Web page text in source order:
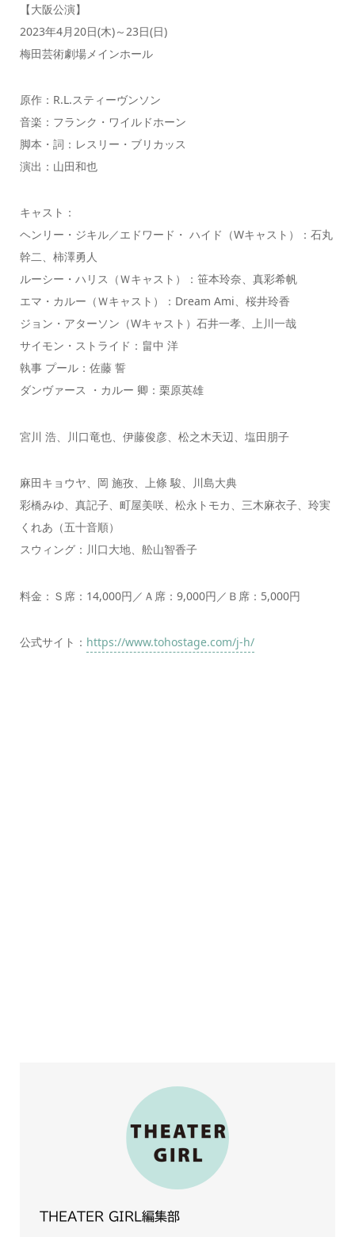
【大阪公演】
2023年4月20日(木)～23日(日)
梅田芸術劇場メインホール
原作：R.L.スティーヴンソン
音楽：フランク・ワイルドホーン
脚本・詞：レスリー・ブリカッス
演出：山田和也
キャスト：
ヘンリー・ジキル／エドワード・ ハイド（Wキャスト）：石丸
幹二、柿澤勇人
ルーシー・ハリス（Ｗキャスト）：笹本玲奈、真彩希帆
エマ・カルー（Ｗキャスト）：Dream Ami、桜井玲香
ジョン・アターソン（Wキャスト）石井一孝、上川一哉
サイモン・ストライド：畠中 洋
執事 プール：佐藤 誓
ダンヴァース ・カルー 卿：栗原英雄
宮川 浩、川口竜也、伊藤俊彦、松之木天辺、塩田朋子
麻田キョウヤ、岡 施孜、上條 駿、川島大典
彩橋みゆ、真記子、町屋美咲、松永トモカ、三木麻衣子、玲実
くれあ（五十音順）
スウィング：川口大地、舩山智香子
料金：Ｓ席：14,000円／Ａ席：9,000円／Ｂ席：5,000円
公式サイト： https://www.tohostage.com/j-h/
THEATER GIRL編集部